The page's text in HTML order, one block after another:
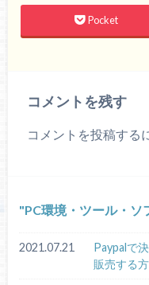
Pocket
コメントを残す
コメントを投稿する
PC環境・ツール・ソ
2021.07.21
Paypalで
販売する